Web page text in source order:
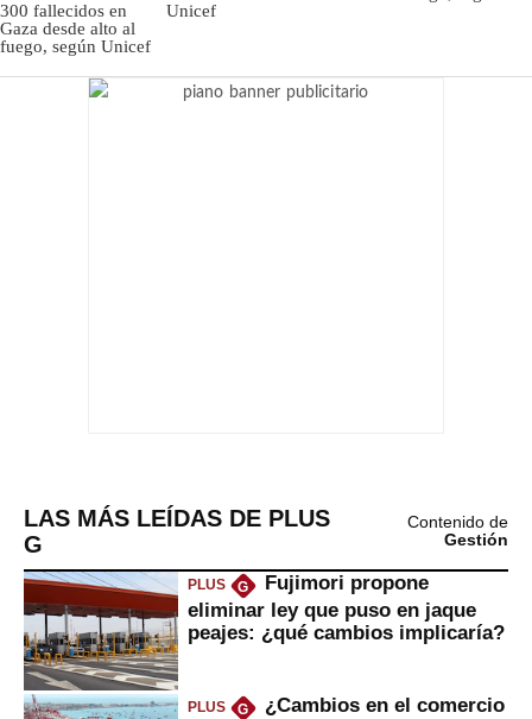
Unicef
LAS MÁS LEÍDAS DE PLUS
G
Contenido de
Gestión
PLUS G
Fujimori propone
eliminar ley que puso en jaque
peajes: ¿qué cambios implicaría?
PLUS G
¿Cambios en el comercio